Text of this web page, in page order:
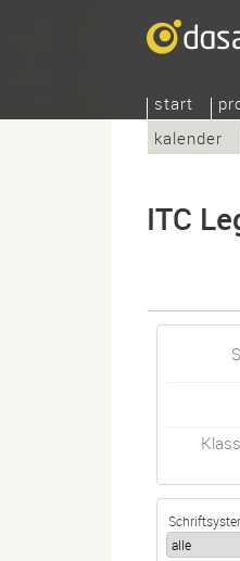
start
kalender
ITC